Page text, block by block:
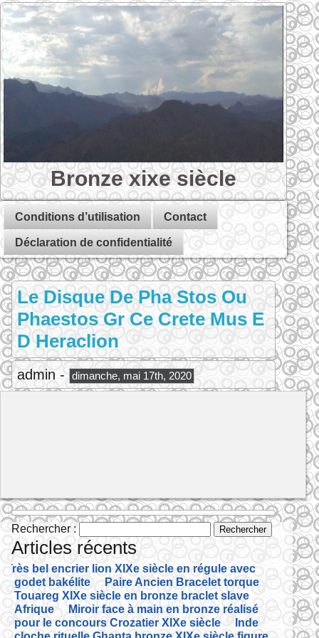
Bronze xixe siècle
Conditions d’utilisation Contact
Déclaration de confidentialité
Le Disque De Pha Stos Ou
Phaestos Gr Ce Crete Mus E
D Heraclion
admin - dimanche, mai 17th, 2020
Rechercher :
Articles récents
Très bel encrier lion XIXe siècle en régule avec
godet bakélite
Paire Ancien Bracelet torque
Touareg XIXe siècle en bronze braclet slave
Afrique
Miroir face à main en bronze réalisé
pour le concours Crozatier XIXe siècle
Inde